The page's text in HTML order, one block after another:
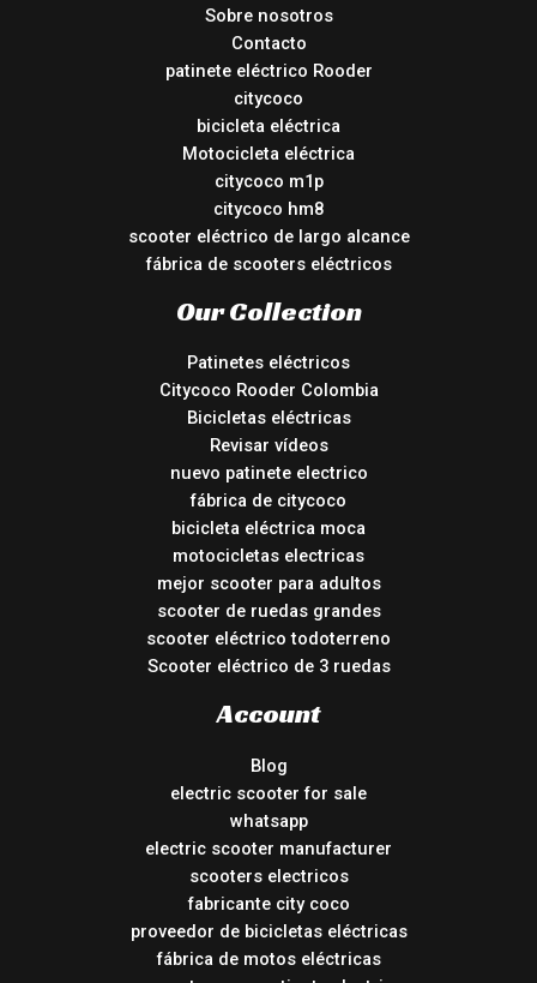
Sobre nosotros
Contacto
patinete eléctrico Rooder
citycoco
bicicleta eléctrica
Motocicleta eléctrica
citycoco m1p
citycoco hm8
scooter eléctrico de largo alcance
fábrica de scooters eléctricos
Our Collection
Patinetes eléctricos
Citycoco Rooder Colombia
Bicicletas eléctricas
Revisar vídeos
nuevo patinete electrico
fábrica de citycoco
bicicleta eléctrica moca
motocicletas electricas
mejor scooter para adultos
scooter de ruedas grandes
scooter eléctrico todoterreno
Scooter eléctrico de 3 ruedas
Account
Blog
electric scooter for sale
whatsapp
electric scooter manufacturer
scooters electricos
fabricante city coco
proveedor de bicicletas eléctricas
fábrica de motos eléctricas